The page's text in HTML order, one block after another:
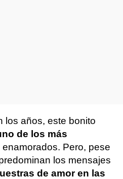
los años, este bonito
de los más
enamorados. Pero, pese
los mensajes
de amor en las